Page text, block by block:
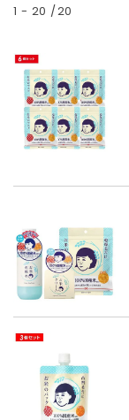
1 - 20 20